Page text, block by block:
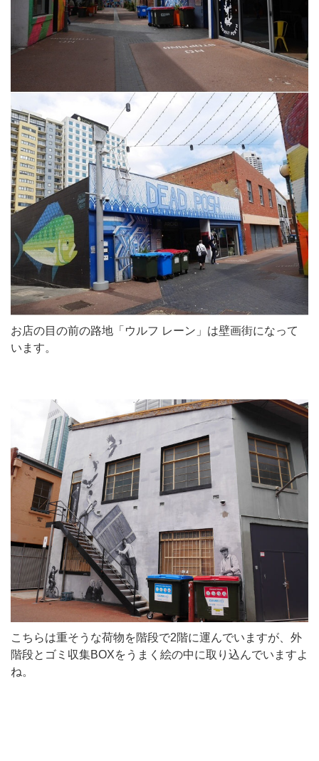
お店の目の前の路地「ウルフ レーン」は壁画街になって
います。
こちらは重そうな荷物を階段で2階に運んでいますが、外
階段とゴミ収集BOXをうまく絵の中に取り込んでいますよ
ね。